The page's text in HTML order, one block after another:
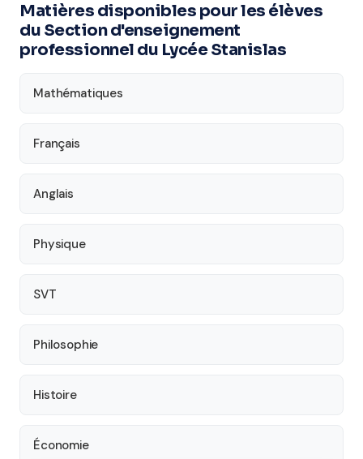
Matières disponibles pour les élèves
du Section d'enseignement
professionnel du Lycée Stanislas
Mathématiques
Français
Anglais
Physique
SVT
Philosophie
Histoire
Économie